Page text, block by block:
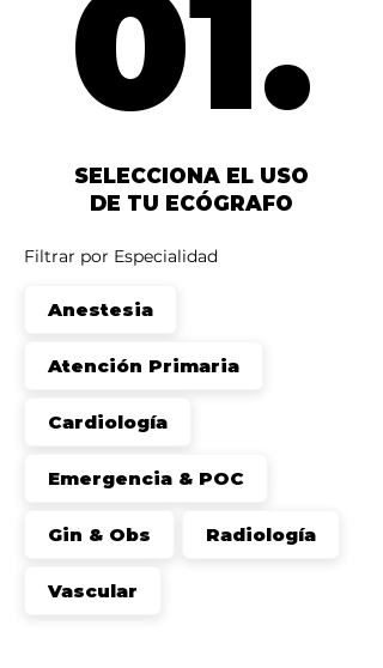
01.
01.
SELECCIONA EL USO
DE TU ECÓGRAFO
Filtrar por Especialidad
Anestesia
Atención Primaria
Cardiología
Emergencia & POC
Gin & Obs Radiología
Vascular